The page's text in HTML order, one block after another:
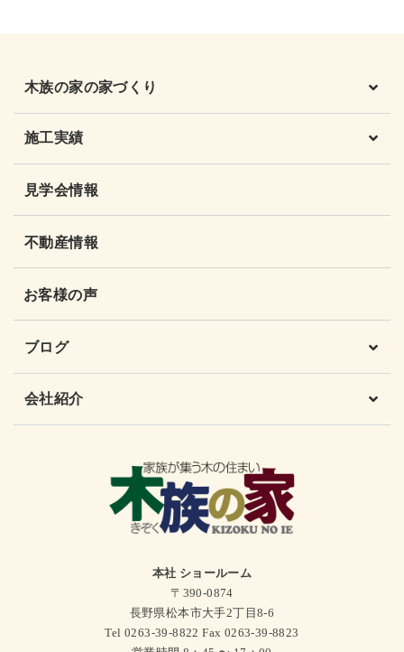
木族の家の家づくり
施工実績
見学会情報
不動産情報
お客様の声
ブログ
会社紹介
本社 ショールーム
〒390-0874
長野県松本市大手2丁目8-6
Tel 0263-39-8822 Fax 0263-39-8823